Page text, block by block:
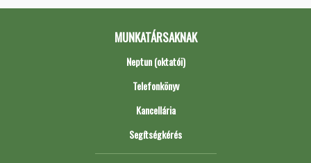
MUNKATÁRSAKNAK
Neptun (oktatói)
Telefonkönyv
Kancellária
Segítségkérés